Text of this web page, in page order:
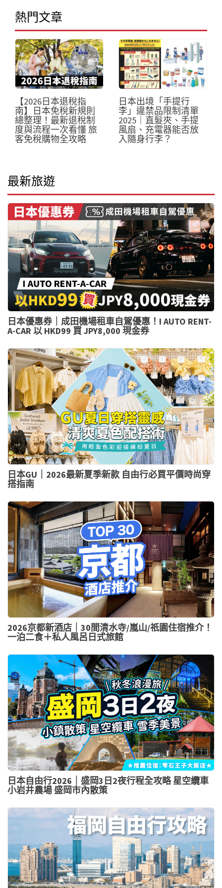
熱門文章
【2026日本退稅指
南】日本免稅新規則
總整理！最新退稅制
度與流程一次看懂 旅
客免稅購物全攻略
日本出境「手提行
李」違禁品限制清單
2025｜直髮夾、手提
風扇、充電器能否放
入隨身行李？
最新旅遊
日本優惠券｜成田機場租車自駕優惠！I AUTO RENT-
A-CAR 以 HKD99 買 JPY8,000 現金券
日本GU｜2026最新夏季新款 自由行必買平價時尚穿
搭指南
2026京都新酒店｜30間清水寺/嵐山/祇園住宿推介！
一泊二食＋私人風呂日式旅館
日本自由行2026｜盛岡3日2夜行程全攻略 星空纜車
小岩井農場 盛岡市內散策